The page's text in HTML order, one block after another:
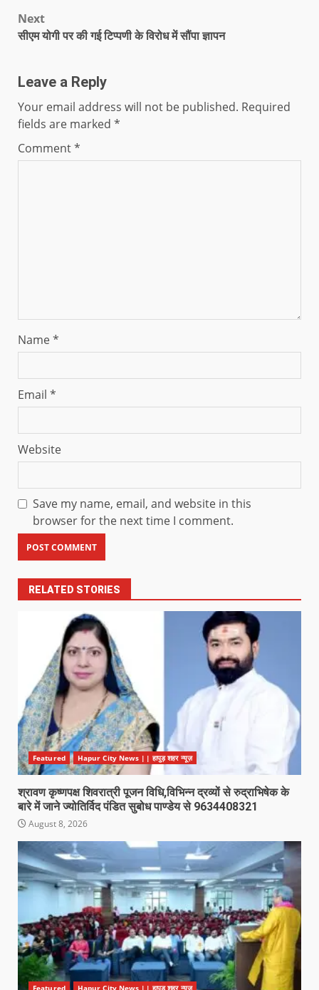
Next
सीएम योगी पर की गई टिप्पणी के विरोध में सौंपा ज्ञापन
Leave a Reply
Your email address will not be published. Required
fields are marked *
Comment*
Name*
Email *
Website
Save my name, email, and website in this
browser for the next time I comment.
RELATED STORIES
Featured Hapur City News || हापुड़ शहर न्यूज़
श्रावण कृष्णपक्ष शिवरात्री पूजन विधि,विभिन्न द्रव्यों से रुद्राभिषेक के
बारे में जाने ज्योतिर्विद पंडित सुबोध पाण्डेय से 9634408321
August 8, 2026